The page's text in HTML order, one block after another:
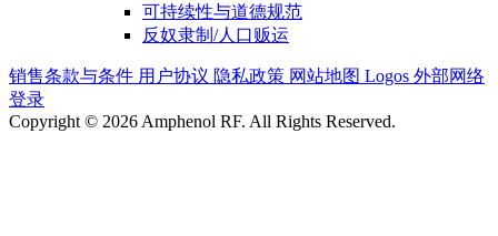
可持续性与道德规范
反奴隶制/人口贩运
销售条款与条件 用户协议 隐私政策 网站地图 Logos 外部网络
登录
Copyright © 2026 Amphenol RF. All Rights Reserved.